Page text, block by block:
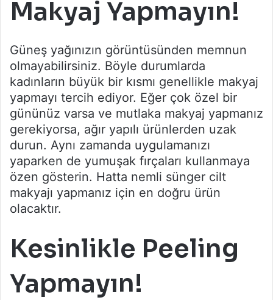
Makyaj Yapmayın!
Güneş yağınızın görüntüsünden memnun
olmayabilirsiniz. Böyle durumlarda
kadınların büyük bir kısmı genellikle makyaj
yapmayı tercih ediyor. Eğer çok özel bir
gününüz varsa ve mutlaka makyaj yapmanız
gerekiyorsa, ağır yapılı ürünlerden uzak
durun. Aynı zamanda uygulamanızı
yaparken de yumuşak fırçaları kullanmaya
özen gösterin. Hatta nemli sünger cilt
makyajı yapmanız için en doğru ürün
olacaktır.
Kesinlikle Peeling
Yapmayın!